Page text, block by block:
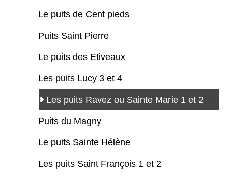
Le puits de Cent pieds
Puits Saint Pierre
Le puits des Etiveaux
Les puits Lucy 3 et 4
Les puits Ravez ou Sainte Marie 1 et 2
Puits du Magny
Le puits Sainte Hélène
Les puits Saint François 1 et 2